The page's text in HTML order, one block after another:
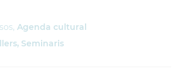
Agenda cultural
Seminaris